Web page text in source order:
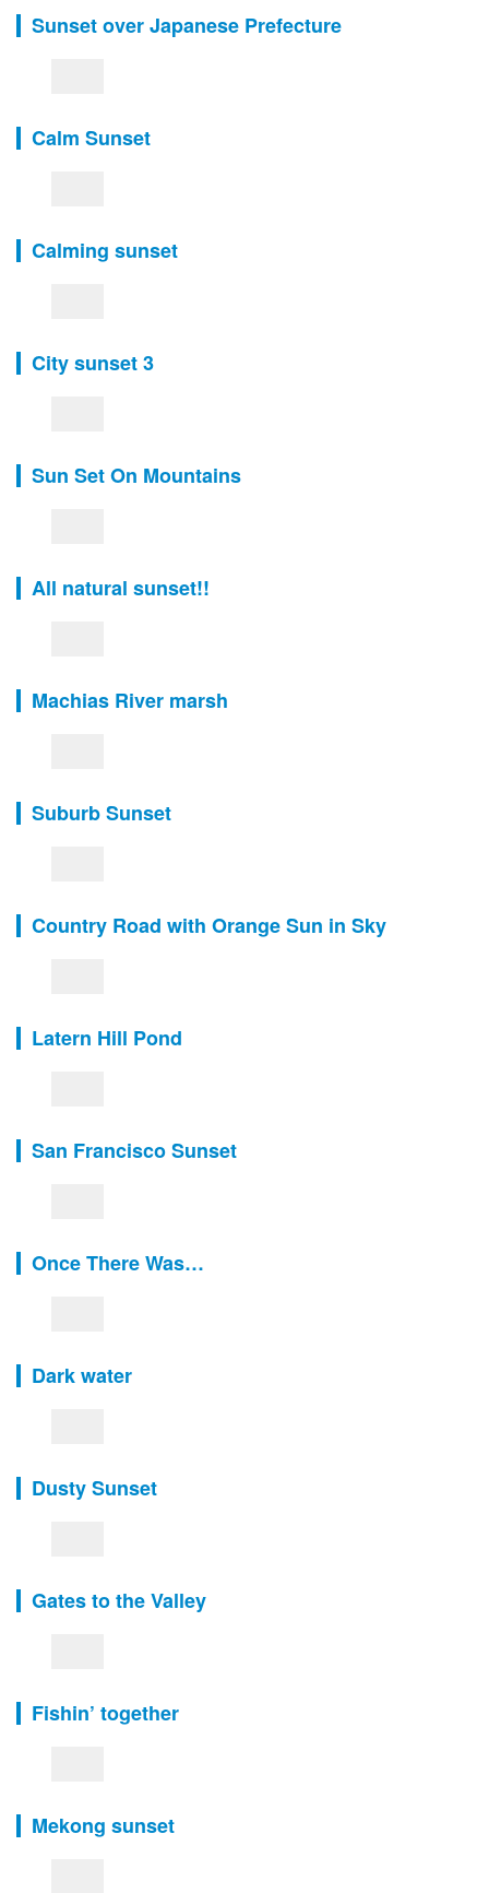
Sunset over Japanese Prefecture
Calm Sunset
Calming sunset
City sunset 3
Sun Set On Mountains
All natural sunset!!
Machias River marsh
Suburb Sunset
Country Road with Orange Sun in Sky
Latern Hill Pond
San Francisco Sunset
Once There Was…
Dark water
Dusty Sunset
Gates to the Valley
Fishin’ together
Mekong sunset